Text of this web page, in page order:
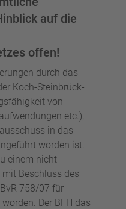
auf die
offen!
durch das
Koch-Steinbrück-
von
etc.),
in das
worden ist.
einem nicht
Beschluss des
758/07 für
Der BFH das